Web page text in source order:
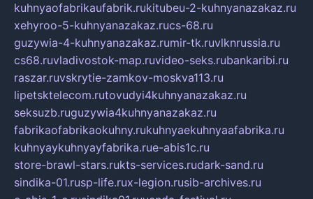
kuhnyaofabrikaufabrik.rukitubeu-2-kuhnyanazakaz.ru
xehyroo-5-kuhnyanazakaz.rucs-68.ru
guzywia-4-kuhnyanazakaz.rumir-tk.ruvlknrussia.ru
cs68.ruvladivostok-map.ruvideo-seks.rubankaribi.ru
raszar.ruvskrytie-zamkov-moskva113.ru
lipetsktelecom.rutovudyi4kuhnyanazakaz.ru
seksuzb.ruguzywia4kuhnyanazakaz.ru
fabrikaofabrikaokuhny.rukuhnyaekuhnyaafabrika.ru
kuhnyaykuhnyayfabrika.rue-abis1c.ru
store-brawl-stars.rukts-services.rudark-sand.ru
sindika-01.rusp-life.rux-legion.rusib-archives.ru